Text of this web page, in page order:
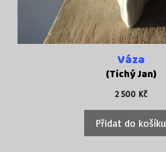
Váza
(Tichý Jan)
2 500 Kč
Přidat do košíku